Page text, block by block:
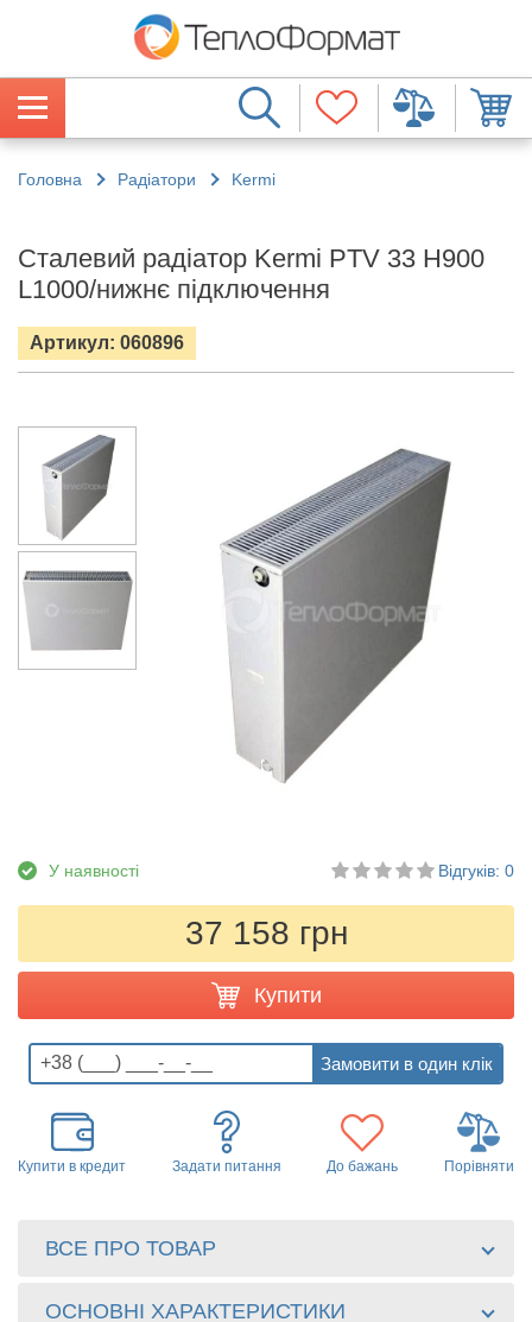
Головна Радіатори Kermi
Сталевий радіатор Kermi PTV 33 H900
L1000/нижнє підключення
Артикул: 060896
У наявності Відгуків: 0
37 158 грн
Купити
Купити в кредит Задати питання До бажань Порівняти
ВСЕ ПРО ТОВАР
ОСНОВНІ ХАРАКТЕРИСТИКИ